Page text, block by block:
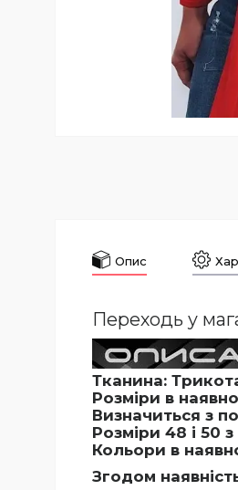
Опис
Переходь у
Тканина:
Розміри в
Визначиться з
Розміри 48 і 50
Кольори в
Згодом